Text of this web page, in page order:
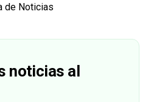
de Noticias
noticias al